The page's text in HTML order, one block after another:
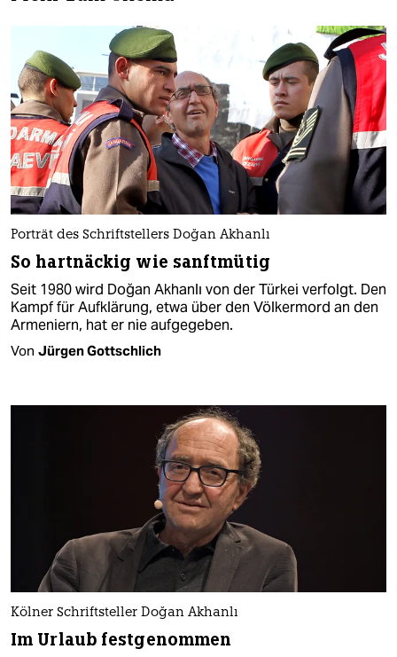
Porträt des Schriftstellers Doğan Akhanlı
So hartnäckig wie sanftmütig
Seit 1980 wird Doğan Akhanlı von der Türkei verfolgt. Den
Kampf für Aufklärung, etwa über den Völkermord an den
Armeniern, hat er nie aufgegeben.
Von Jürgen Gottschlich
Kölner Schriftsteller Doğan Akhanlı
Im Urlaub festgenommen